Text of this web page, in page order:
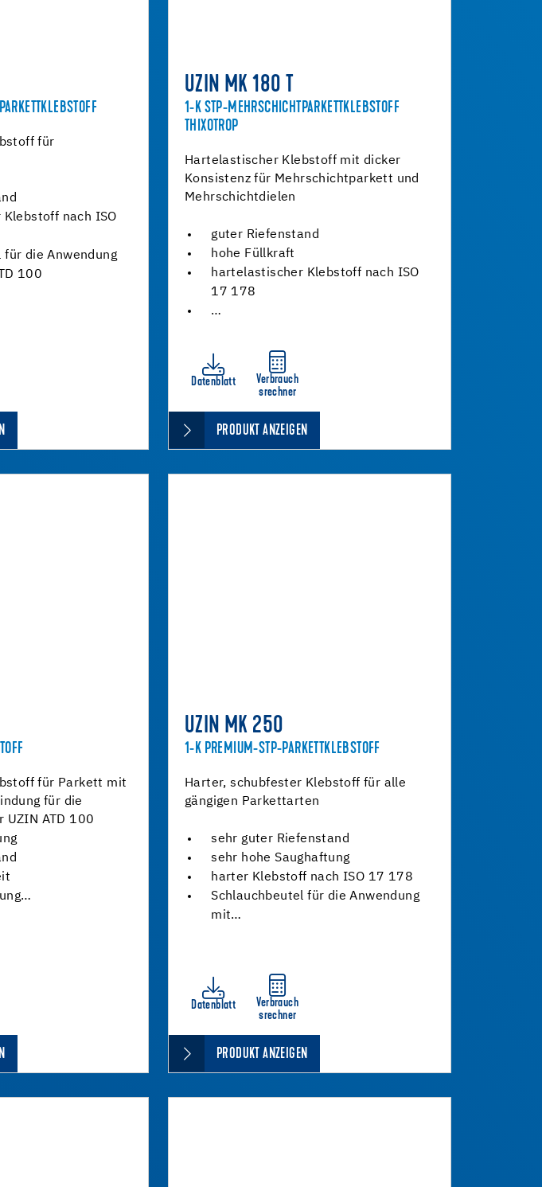
für
nach ISO
für die Anwendung
100
UZIN MK 180 T
1-K STP-MEHRSCHICHTPARKETTKLEBSTOFF
THIXOTROP
Hartelastischer Klebstoff mit dicker
Konsistenz für Mehrschichtparkett und
Mehrschichtdielen
guter Riefenstand
hohe Füllkraft
hartelastischer Klebstoff nach ISO
17 178
…
Datenblatt
Verbrauch
srechner
PRODUKT ANZEIGEN
für Parkett mit
für die
UZIN ATD 100
UZIN MK 250
1-K PREMIUM-STP-PARKETTKLEBSTOFF
Harter, schubfester Klebstoff für alle
gängigen Parkettarten
sehr guter Riefenstand
sehr hohe Saughaftung
harter Klebstoff nach ISO 17 178
Schlauchbeutel für die Anwendung
mit…
Datenblatt
Verbrauch
srechner
PRODUKT ANZEIGEN